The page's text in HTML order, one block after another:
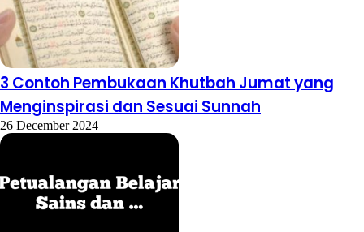
3 Contoh Pembukaan Khutbah Jumat yang
Menginspirasi dan Sesuai Sunnah
26 December 2024